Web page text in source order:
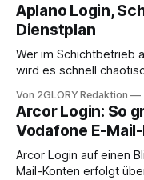
aus – sobald jedoch
zusammentreffen oder
anstehen, zahlt sich
Aplano Login,
Dienstplan
Wer im Schichtbetrieb
wird es schnell
abwesenheiten und
Ihr personal digital zu
erfahren Sie alles, was
brauchen, von der
Von 2GLORY Redaktion
Arcor Login: So
Vodafone E-
Arcor Login auf einen Blick Die Anmeldung für alte
Mail-Konten erfolgt